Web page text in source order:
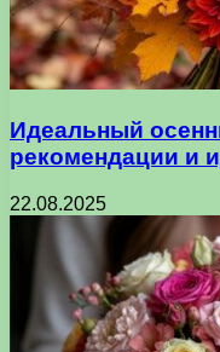
Идеальный
рекомендации и
22.08.2025